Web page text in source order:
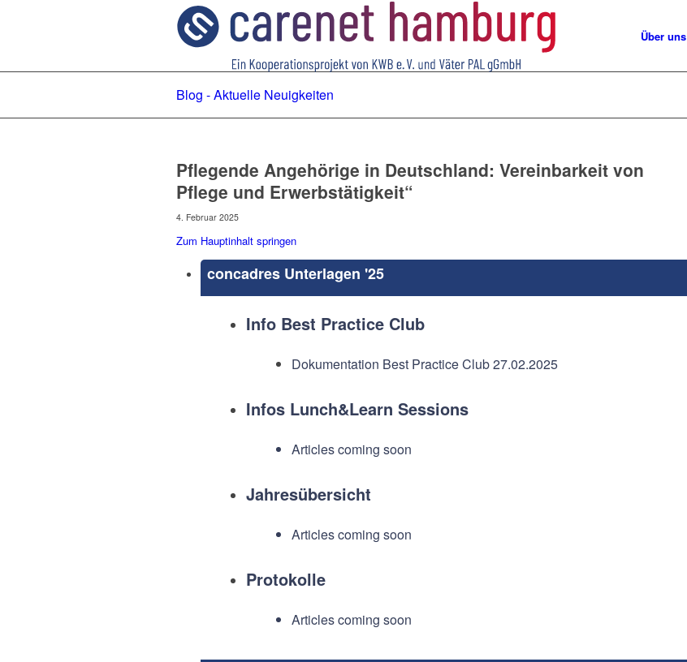
Über uns
Blog - Aktuelle Neuigkeiten
Pflegende Angehörige in Deutschland: Vereinbarkeit von
Pflege und Erwerbstätigkeit“
4. Februar 2025
Zum Hauptinhalt springen
concadres Unterlagen '25
Info Best Practice Club
Dokumentation Best Practice Club 27.02.2025
Infos Lunch&Learn Sessions
Articles coming soon
Jahresübersicht
Articles coming soon
Protokolle
Articles coming soon